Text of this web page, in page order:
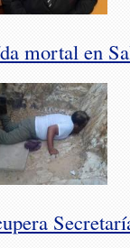
mortal en